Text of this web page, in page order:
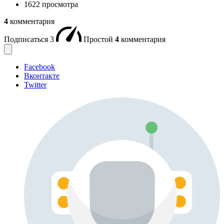
1622 просмотра
4 комментария
Подписаться 3 Простой 4 комментария
Facebook
Вконтакте
Twitter